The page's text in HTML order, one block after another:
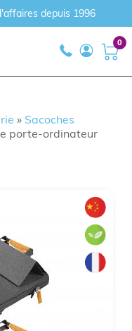
depuis 1996
0
» Sacoches
porte-ordinateur